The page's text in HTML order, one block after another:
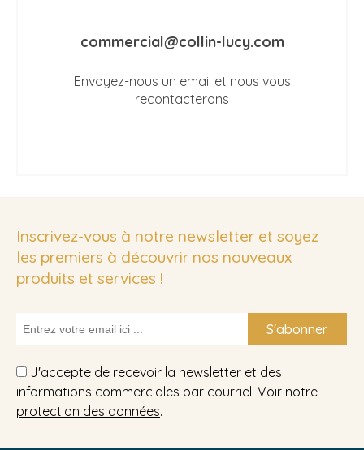
commercial@collin-lucy.com
Envoyez-nous un email et nous vous
recontacterons
Inscrivez-vous à notre newsletter et soyez
les premiers à découvrir nos nouveaux
produits et services !
S'abonner
J'accepte de recevoir la newsletter et des
informations commerciales par courriel. Voir notre
protection des données.